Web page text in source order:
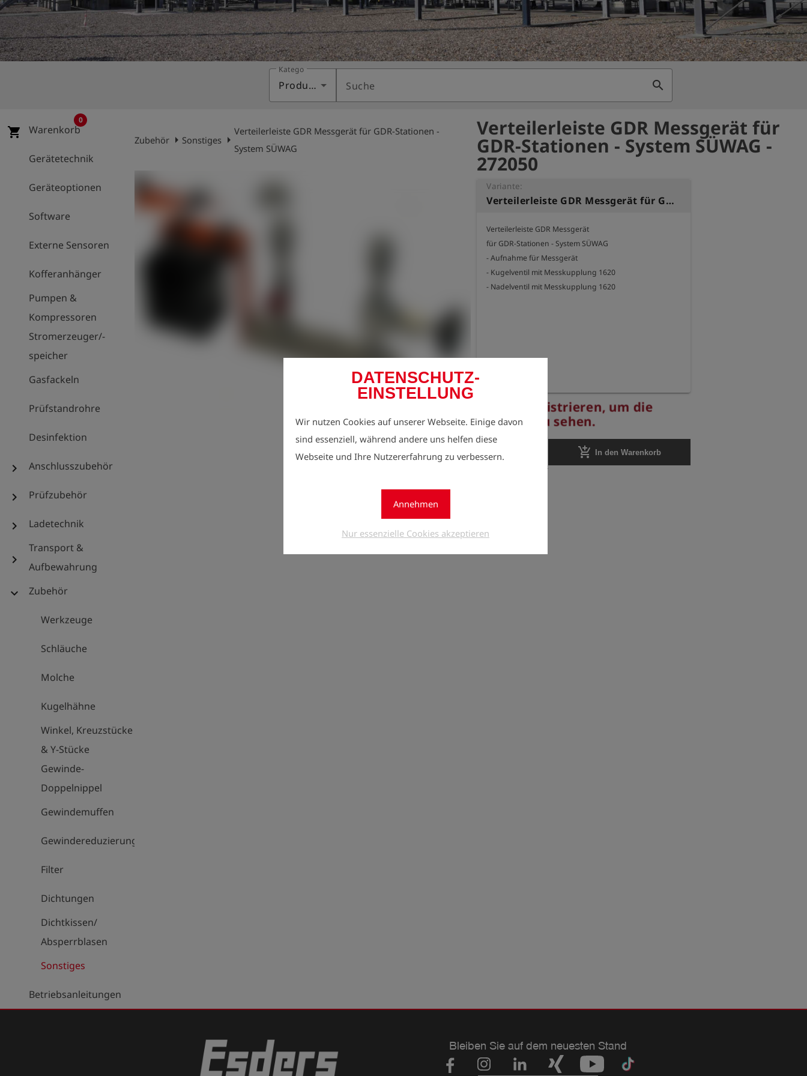
account_circle Anmelden
shieldRegistrierung
DATENSCHUTZ-
EINSTELLUNG
Wir nutzen Cookies auf unserer Webseite. Einige davon
sind essenziell, während andere uns helfen diese
Webseite und Ihre Nutzererfahrung zu verbessern.
Annehmen
Nur essenzielle Cookies akzeptieren
Kategorie
Produkte Suche search
shopping_cart Warenkorb
0
Gerätetechnik
Geräteoptionen
Software
Externe Sensoren
Kofferanhänger
Pumpen &
Kompressoren
Stromerzeuger/-
speicher
Gasfackeln
Prüfstandrohre
Desinfektion
chevron_right Anschlusszubehör
chevron_right Prüfzubehör
chevron_right Ladetechnik
chevron_right
Transport &
Aufbewahrung
expand_more Zubehör
Werkzeuge
Schläuche
Molche
Kugelhähne
Winkel, Kreuzstücke
& Y-Stücke
Gewinde-
Doppelnippel
Gewindemuffen
Gewindereduzierungen
Filter
Dichtungen
Dichtkissen/
Absperrblasen
Sonstiges
Betriebsanleitungen
Zubehör arrow_rightSonstigesarrow_right
Verteilerleiste GDR Messgerät für GDR-Stationen -
System SÜWAG
Verteilerleiste GDR Messgerät für
GDR-Stationen - System SÜWAG -
272050
Variante:
Verteilerleiste GDR Messgerät für GDR-Stationen - System SÜWAG
Verteilerleiste GDR Messgerät
für GDR-Stationen - System SÜWAG
- Aufnahme für Messgerät
- Kugelventil mit Messkupplung 1620
- Nadelventil mit Messkupplung 1620
Jetzt registrieren, um die
Preise zu sehen.
Menge
1 add_shopping_cart In den Warenkorb
Bleiben Sie auf dem neuesten Stand